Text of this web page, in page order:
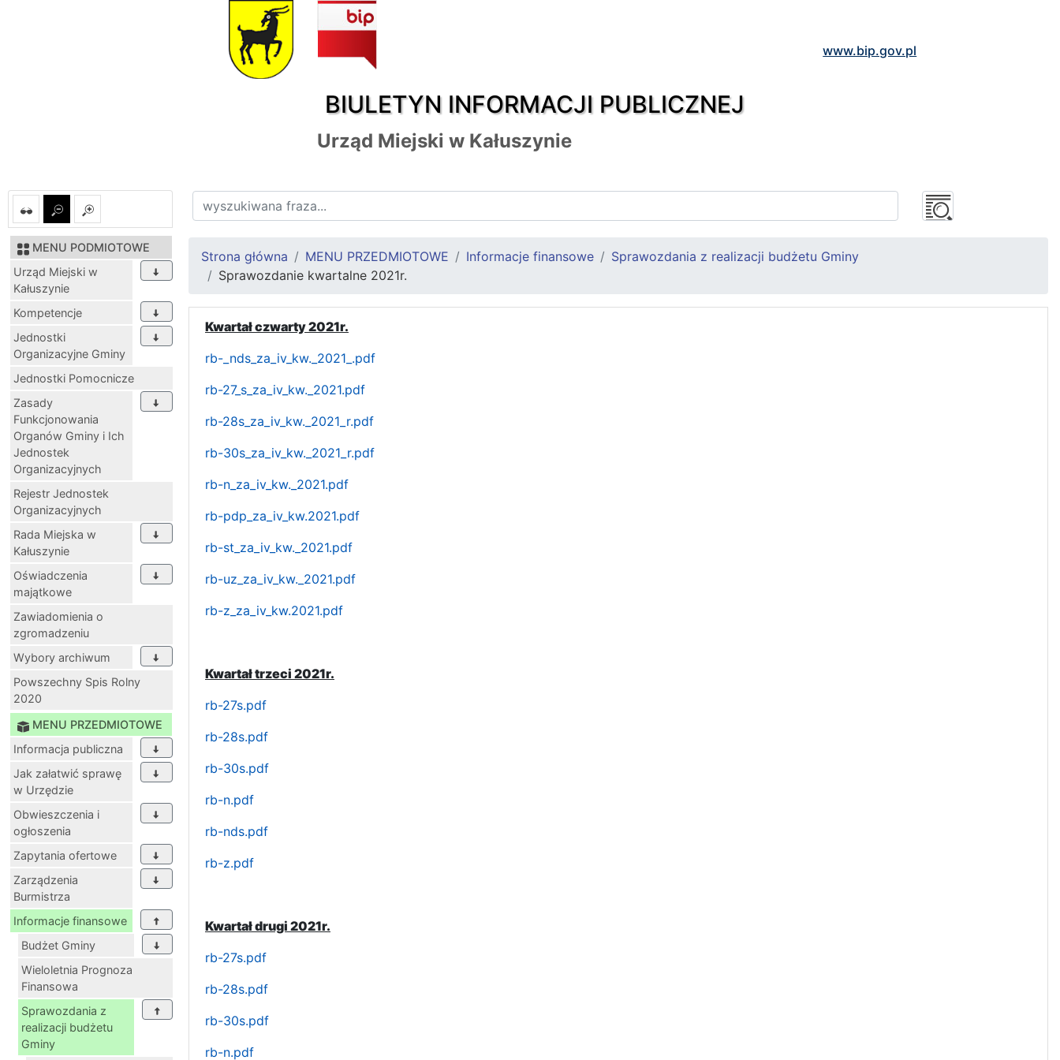
BIULETYN INFORMACJI PUBLICZNEJ
www.bip.gov.pl
Urząd Miejski w Kałuszynie
MENU PODMIOTOWE
Urząd Miejski w
Kałuszynie
Kompetencje
Jednostki
Organizacyjne Gminy
Jednostki Pomocnicze
Zasady
Funkcjonowania
Organów Gminy i Ich
Jednostek
Organizacyjnych
Rejestr Jednostek
Organizacyjnych
Rada Miejska w
Kałuszynie
Oświadczenia
majątkowe
Zawiadomienia o
zgromadzeniu
Wybory archiwum
Powszechny Spis Rolny
2020
MENU PRZEDMIOTOWE
Informacja publiczna
Jak załatwić sprawę
w Urzędzie
Obwieszczenia i
ogłoszenia
Zapytania ofertowe
Zarządzenia
Burmistrza
Informacje finansowe
Budżet Gminy
Wieloletnia Prognoza
Finansowa
Sprawozdania z
realizacji budżetu
Gminy
Strona główna MENU PRZEDMIOTOWE Informacje finansowe
Sprawozdania z realizacji budżetu Gminy
Sprawozdanie kwartalne 2021r.
Kwartał czwarty 2021r.
rb-_nds_za_iv_kw._2021_.pdf
rb-27_s_za_iv_kw._2021.pdf
rb-28s_za_iv_kw._2021_r.pdf
rb-30s_za_iv_kw._2021_r.pdf
rb-n_za_iv_kw._2021.pdf
rb-pdp_za_iv_kw.2021.pdf
rb-st_za_iv_kw._2021.pdf
rb-uz_za_iv_kw._2021.pdf
rb-z_za_iv_kw.2021.pdf
Kwartał trzeci 2021r.
rb-27s.pdf
rb-28s.pdf
rb-30s.pdf
rb-n.pdf
rb-nds.pdf
rb-z.pdf
Kwartał drugi 2021r.
rb-27s.pdf
rb-28s.pdf
rb-30s.pdf
rb-n.pdf